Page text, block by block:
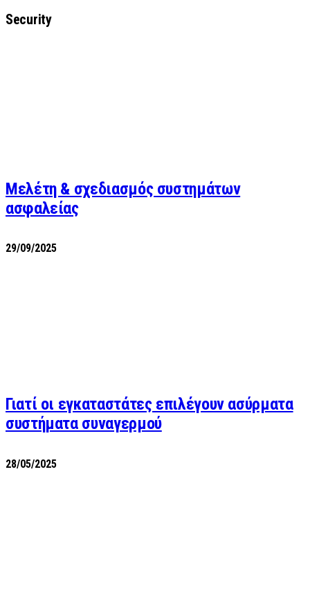
Security
Μελέτη & σχεδιασμός συστημάτων
ασφαλείας
29/09/2025
Γιατί οι εγκαταστάτες επιλέγουν ασύρματα
συστήματα συναγερμού
28/05/2025